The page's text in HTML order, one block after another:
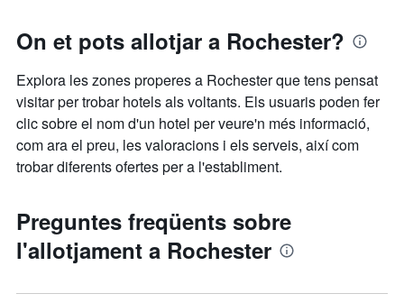
On et pots allotjar a Rochester?
Explora les zones properes a Rochester que tens pensat
visitar per trobar hotels als voltants. Els usuaris poden fer
clic sobre el nom d'un hotel per veure'n més informació,
com ara el preu, les valoracions i els serveis, així com
trobar diferents ofertes per a l'establiment.
Preguntes freqüents sobre
l'allotjament a Rochester